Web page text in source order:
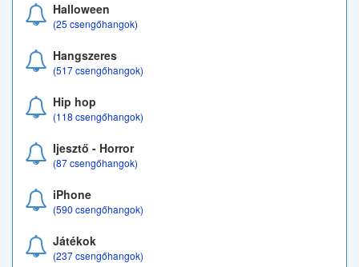
Halloween
(25 csengőhangok)
Hangszeres
(517 csengőhangok)
Hip hop
(118 csengőhangok)
Ijesztő - Horror
(87 csengőhangok)
iPhone
(590 csengőhangok)
Játékok
(237 csengőhangok)